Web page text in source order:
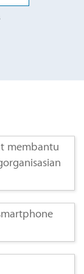
membantu